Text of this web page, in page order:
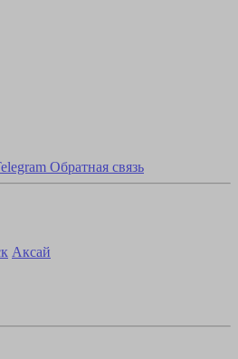
Обратная связь
Аксай